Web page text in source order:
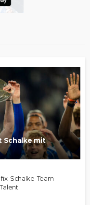
Schalke mit
Schalke-Team